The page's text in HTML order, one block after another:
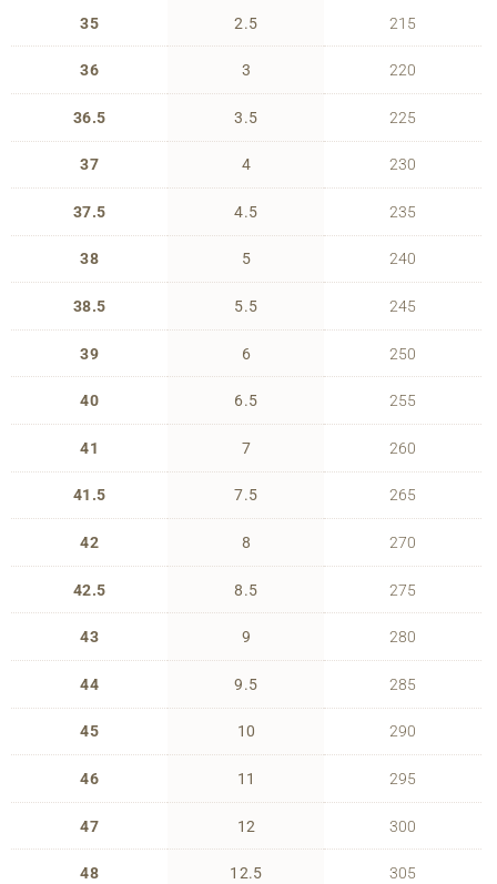
35
36
36.5
37
37.5
38
38.5
39
40
41
41.5
42
42.5
43
44
45
46
47
48
2.5
3
3.5
4
4.5
5
5.5
6
6.5
7
7.5
8
8.5
9
9.5
10
11
12
12.5
215
220
225
230
235
240
245
250
255
260
265
270
275
280
285
290
295
300
305